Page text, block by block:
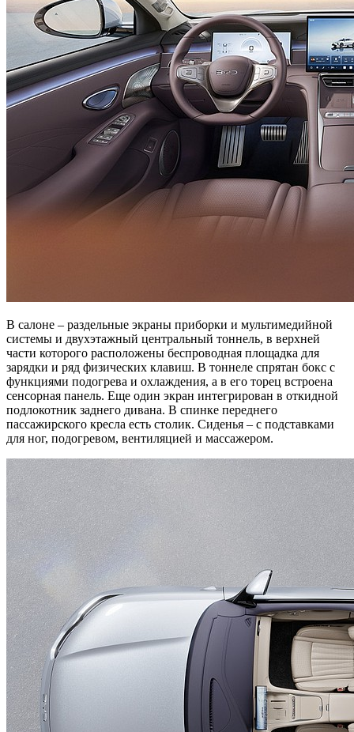
В салоне – раздельные экраны приборки и мультимедийной
системы и двухэтажный центральный тоннель, в верхней
части которого расположены беспроводная площадка для
зарядки и ряд физических клавиш. В тоннеле спрятан бокс с
функциями подогрева и охлаждения, а в его торец встроена
сенсорная панель. Еще один экран интегрирован в откидной
подлокотник заднего дивана. В спинке переднего
пассажирского кресла есть столик. Сиденья – с подставками
для ног, подогревом, вентиляцией и массажером.